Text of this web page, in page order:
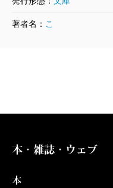
著者名： こ
本・雑誌・ウェブ
本